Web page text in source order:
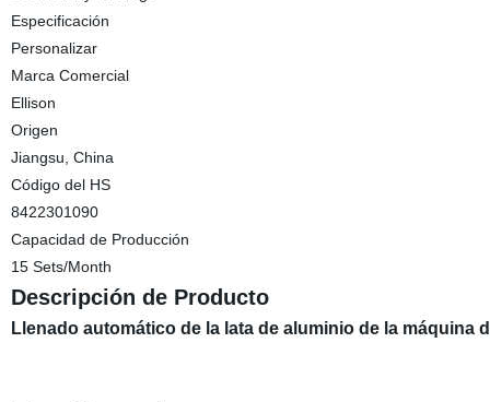
Especificación
Personalizar
Marca Comercial
Ellison
Origen
Jiangsu, China
Código del HS
8422301090
Capacidad de Producción
15 Sets/Month
Descripción de Producto
Llenado automático de la lata de aluminio de la máquina